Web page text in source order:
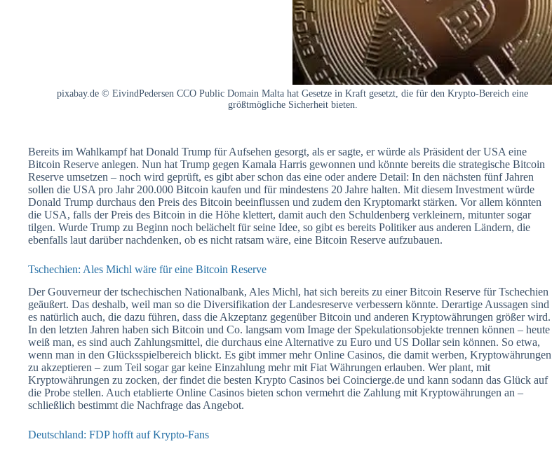
pixabay.de © EivindPedersen CCO Public Domain Malta hat Gesetze in Kraft gesetzt, die für den Krypto-Bereich eine
größtmögliche Sicherheit bieten.
Bereits im Wahlkampf hat Donald Trump für Aufsehen gesorgt, als er sagte, er würde als Präsident der USA eine
Bitcoin Reserve anlegen. Nun hat Trump gegen Kamala Harris gewonnen und könnte bereits die strategische Bitcoin
Reserve umsetzen – noch wird geprüft, es gibt aber schon das eine oder andere Detail: In den nächsten fünf Jahren
sollen die USA pro Jahr 200.000 Bitcoin kaufen und für mindestens 20 Jahre halten. Mit diesem Investment würde
Donald Trump durchaus den Preis des Bitcoin beeinflussen und zudem den Kryptomarkt stärken. Vor allem könnten
die USA, falls der Preis des Bitcoin in die Höhe klettert, damit auch den Schuldenberg verkleinern, mitunter sogar
tilgen. Wurde Trump zu Beginn noch belächelt für seine Idee, so gibt es bereits Politiker aus anderen Ländern, die
ebenfalls laut darüber nachdenken, ob es nicht ratsam wäre, eine Bitcoin Reserve aufzubauen.
Tschechien: Ales Michl wäre für eine Bitcoin Reserve
Der Gouverneur der tschechischen Nationalbank, Ales Michl, hat sich bereits zu einer Bitcoin Reserve für Tschechien
geäußert. Das deshalb, weil man so die Diversifikation der Landesreserve verbessern könnte. Derartige Aussagen sind
es natürlich auch, die dazu führen, dass die Akzeptanz gegenüber Bitcoin und anderen Kryptowährungen größer wird.
In den letzten Jahren haben sich Bitcoin und Co. langsam vom Image der Spekulationsobjekte trennen können – heute
weiß man, es sind auch Zahlungsmittel, die durchaus eine Alternative zu Euro und US Dollar sein können. So etwa,
wenn man in den Glücksspielbereich blickt. Es gibt immer mehr Online Casinos, die damit werben, Kryptowährungen
zu akzeptieren – zum Teil sogar gar keine Einzahlung mehr mit Fiat Währungen erlauben. Wer plant, mit
Kryptowährungen zu zocken, der findet die besten Krypto Casinos bei Coincierge.de und kann sodann das Glück auf
die Probe stellen. Auch etablierte Online Casinos bieten schon vermehrt die Zahlung mit Kryptowährungen an –
schließlich bestimmt die Nachfrage das Angebot.
Deutschland: FDP hofft auf Krypto-Fans